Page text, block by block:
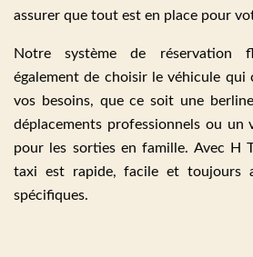
assurer que tout est en place pour
Notre système de réservation
également de choisir le véhicule qui
vos besoins, que ce soit une
déplacements professionnels ou un
pour les sorties en famille. Avec H
taxi est rapide, facile et toujours
spécifiques.